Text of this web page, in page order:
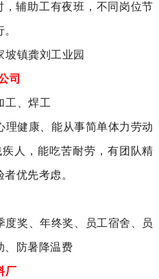
辅助工有夜班，不同岗位节
坡镇龚刘工业园
司
工、焊工
理健康、能从事简单体力劳动
疾人，能吃苦耐劳，有团队精
优先考虑。
度奖、年终奖、员工宿舍、员
、防暑降温费
厂